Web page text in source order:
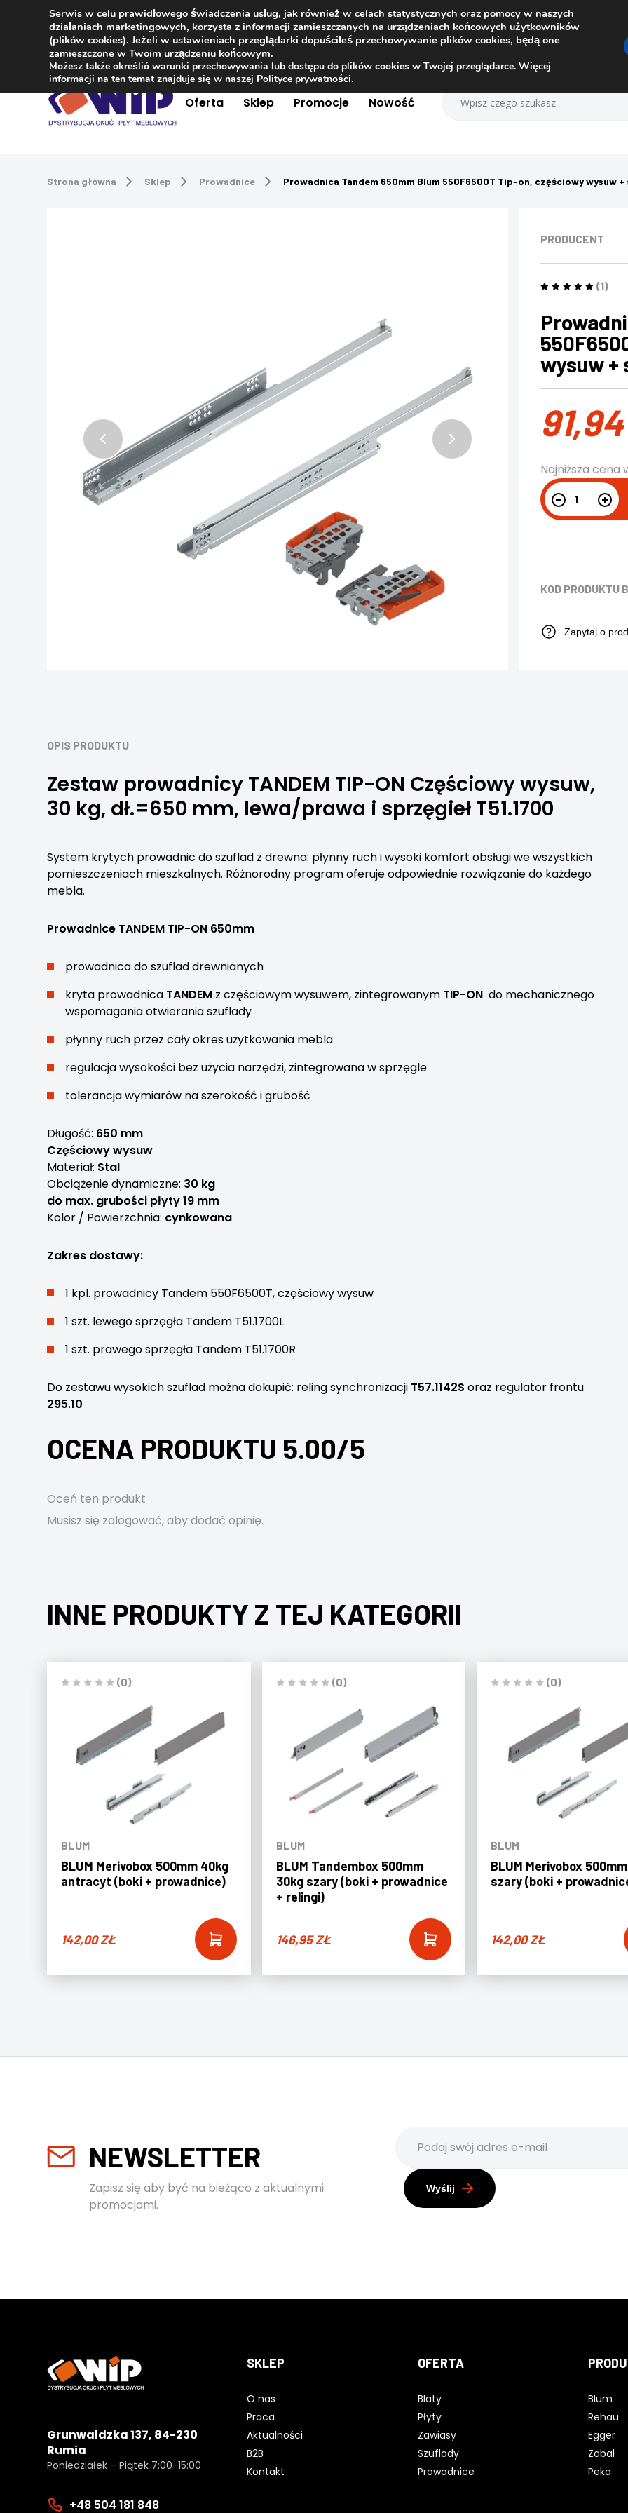
Kontakt +48 504 181 848
Oferta Sklep Promocje Nowość
Strona główna Sklep Prowadnice Prowadnica Tandem 650mm Blum 550F6500T Tip-on, częściowy wysuw +
PRODUCENT
(1)
wysuw +
Najniższa
KOD PRODUKTU
Zapytaj o
OPIS PRODUKTU
Zestaw prowadnicy TANDEM TIP-ON Częściowy wysuw,
30 kg, dł.=650 mm, lewa/prawa i sprzęgieł T51.1700
System krytych prowadnic do szuflad z drewna: płynny ruch i wysoki komfort obsługi we wszystkich
pomieszczeniach mieszkalnych. Różnorodny program oferuje odpowiednie rozwiązanie do każdego
mebla.
Prowadnice TANDEM TIP-ON 650mm
prowadnica do szuflad drewnianych
kryta prowadnica TANDEM z częściowym wysuwem, zintegrowanym TIP-ONdo mechanicznego
wspomagania otwierania szuflady
płynny ruch przez cały okres użytkowania mebla
regulacja wysokości bez użycia narzędzi, zintegrowana w sprzęgle
tolerancja wymiarów na szerokość i grubość
Długość: 650 mm
Częściowy wysuw
Materiał: Stal
Obciążenie dynamiczne: 30 kg
do max. grubości płyty 19 mm
Kolor / Powierzchnia: cynkowana
Zakres dostawy:
1 kpl. prowadnicy Tandem 550F6500T, częściowy wysuw
1 szt. lewego sprzęgła Tandem T51.1700L
1 szt. prawego sprzęgła Tandem T51.1700R
Do zestawu wysokich szuflad można dokupić: reling synchronizacji T57.1142S oraz regulator frontu
295.10
OCENA PRODUKTU 5.00/5
Oceń ten produkt
Musisz się zalogować, aby dodać opinię.
INNE PRODUKTY Z TEJ KATEGORII
(0)
BLUM
BLUM Merivobox 500mm 40kg
antracyt (boki + prowadnice)
142,00ZŁ
(0)
BLUM
BLUM Tandembox 500mm
30kg szary (boki + prowadnice
+ relingi)
146,95ZŁ
(0)
BLUM
BLUM Merivobox
szary (boki +
142,00ZŁ
NEWSLETTER
Zapisz się aby być na bieżąco z aktualnymi
promocjami.
Wyślij
Grunwaldzka 137, 84-230
Rumia
Poniedziałek – Piątek 7:00-15:00
+48 504 181 848
SKLEP
O nas
Praca
Aktualności
B2B
Kontakt
OFERTA
Blaty
Płyty
Zawiasy
Szuflady
Prowadnice
Blum
Rehau
Egger
Zobal
Peka
Serwis w celu prawidłowego świadczenia usług, jak również w celach statystycznych oraz pomocy w naszych
działaniach marketingowych, korzysta z informacji zamieszczanych na urządzeniach końcowych użytkowników
(plików cookies). Jeżeli w ustawieniach przeglądarki dopuściłeś przechowywanie plików cookies, będą one
zamieszczone w Twoim urządzeniu końcowym.
Możesz także określić warunki przechowywania lub dostępu do plików cookies w Twojej przeglądarce. Więcej
informacji na ten temat znajduje się w naszej Polityce prywatności.